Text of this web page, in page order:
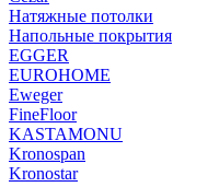
Натяжные потолки
Напольные покрытия
EGGER
EUROHOME
Eweger
FineFloor
KASTAMONU
Kronospan
Kronostar